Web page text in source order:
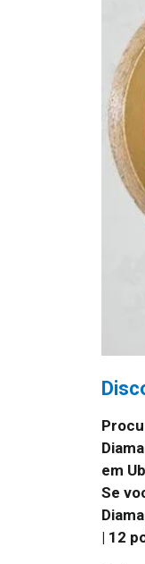
em
Se
| 12